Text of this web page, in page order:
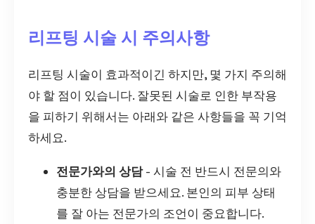
리프팅 시술 시 주의사항
리프팅 시술이 효과적이긴 하지만, 몇 가지 주의해
야 할 점이 있습니다. 잘못된 시술로 인한 부작용
을 피하기 위해서는 아래와 같은 사항들을 꼭 기억
하세요.
전문가와의 상담- 시술 전 반드시 전문의와
충분한 상담을 받으세요. 본인의 피부 상태
를 잘 아는 전문가의 조언이 중요합니다.